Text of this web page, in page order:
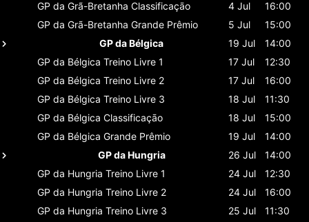
GP da Grã-Bretanha Classificaçāo 4 Jul
16:00
GP da Grã-Bretanha Grande Prêmio 5 Jul
15:00
GP da Bélgica
19 Jul
14:00
GP da Bélgica Treino Livre 1 17 Jul
12:30
GP da Bélgica Treino Livre 2 17 Jul
16:00
GP da Bélgica Treino Livre 3 18 Jul
11:30
GP da Bélgica Classificaçāo 18 Jul
15:00
GP da Bélgica Grande Prêmio 19 Jul
14:00
GP da Hungria
26 Jul
14:00
GP da Hungria Treino Livre 1 24 Jul
12:30
GP da Hungria Treino Livre 2 24 Jul
16:00
GP da Hungria Treino Livre 3 25 Jul
11:30